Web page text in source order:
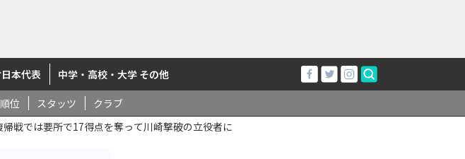
本代表 中学・高校・大学 その他
順位 スタッツ
クラブ
戦では要所で17得点を奪って川崎撃破の立役者に